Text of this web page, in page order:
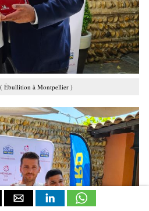
Ébullition à Montpellier )